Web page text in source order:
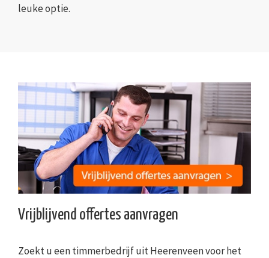
leuke optie.
Vrijblijvend offertes aanvragen
Zoekt u een timmerbedrijf uit Heerenveen voor het